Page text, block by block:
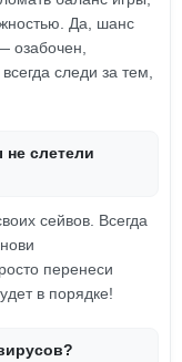
Да, шанс
озабочен,
следи за тем,
не слетели
сейвов. Всегда
перенеси
в порядке!